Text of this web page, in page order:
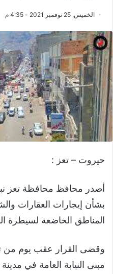
الخميس, 25 نوفمبر 2021 - 4:35 م
حيروت – تعز :
أصدر محافظ محافظة تعز
بشأن إيجارات العقارات
المناطق الخاضعة لسيطرة
وقضى القرار عقب يوم من
مبنى النيابة العامة في